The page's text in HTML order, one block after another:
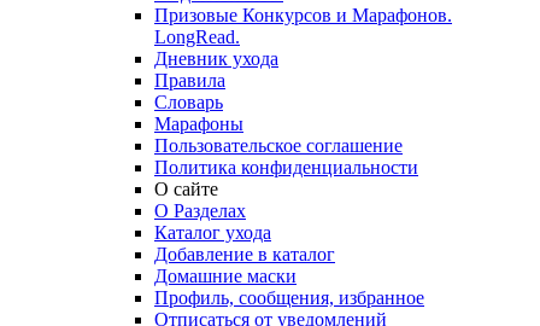
Призовые Конкурсов и Марафонов.
LongRead.
Дневник ухода
Правила
Словарь
Марафоны
Пользовательское соглашение
Политика конфиденциальности
О сайте
О Разделах
Каталог ухода
Добавление в каталог
Домашние маски
Профиль, сообщения, избранное
Отписаться от уведомлений